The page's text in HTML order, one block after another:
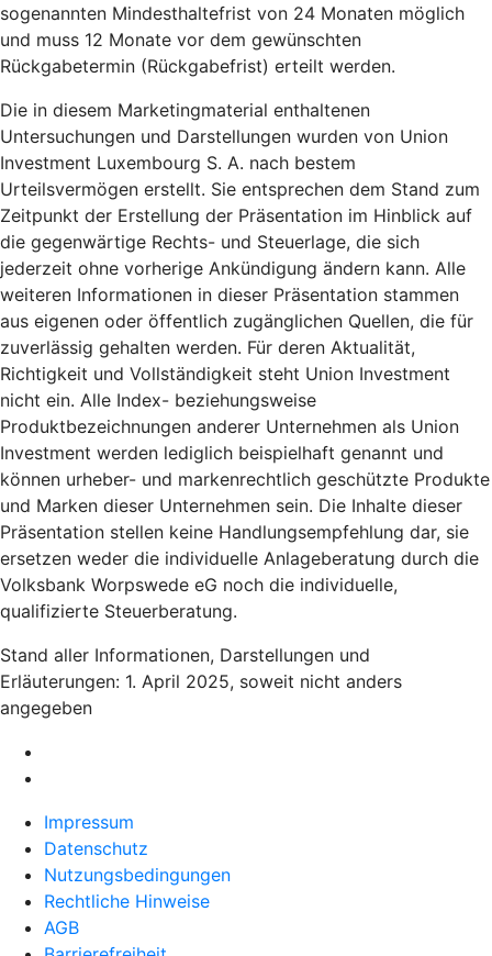
sogenannten Mindesthaltefrist von 24 Monaten möglich
und muss 12 Monate vor dem gewünschten
Rückgabetermin (Rückgabefrist) erteilt werden.
Die in diesem Marketingmaterial enthaltenen
Untersuchungen und Darstellungen wurden von Union
Investment Luxembourg S. A. nach bestem
Urteilsvermögen erstellt. Sie entsprechen dem Stand zum
Zeitpunkt der Erstellung der Präsentation im Hinblick auf
die gegenwärtige Rechts- und Steuerlage, die sich
jederzeit ohne vorherige Ankündigung ändern kann. Alle
weiteren Informationen in dieser Präsentation stammen
aus eigenen oder öffentlich zugänglichen Quellen, die für
zuverlässig gehalten werden. Für deren Aktualität,
Richtigkeit und Vollständigkeit steht Union Investment
nicht ein. Alle Index- beziehungsweise
Produktbezeichnungen anderer Unternehmen als Union
Investment werden lediglich beispielhaft genannt und
können urheber- und markenrechtlich geschützte Produkte
und Marken dieser Unternehmen sein. Die Inhalte dieser
Präsentation stellen keine Handlungsempfehlung dar, sie
ersetzen weder die individuelle Anlageberatung durch die
Volksbank Worpswede eG noch die individuelle,
qualifizierte Steuerberatung.
Stand aller Informationen, Darstellungen und
Erläuterungen: 1. April 2025, soweit nicht anders
angegeben
Impressum
Datenschutz
Nutzungsbedingungen
Rechtliche Hinweise
AGB